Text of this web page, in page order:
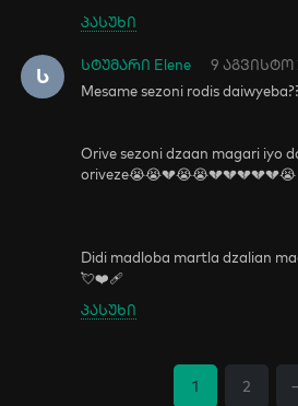
პასუხი
Ს სტუმარი Elene
9 აგვისტო
Mesame sezoni rodis
Orive sezoni dzaan magari iyo
oriveze😭😭💔😭😭💔💔💔💔💔😭
Didi madloba martla dzalian
💘❤️‍🩹
პასუხი
1 2